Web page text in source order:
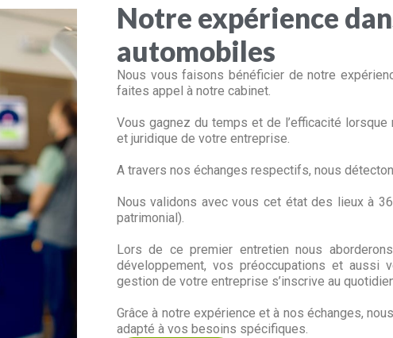
Notre expérience
automobiles
Nous vous faisons bénéficier de notre
faites appel à notre cabinet.
Vous gagnez du temps et de l’efficacité
et juridique de votre entreprise.
A travers nos échanges respectifs, nous
Nous validons avec vous cet état des lieux à
patrimonial).
Lors de ce premier entretien nous
développement, vos préoccupations et aussi
gestion de votre entreprise s’inscrive au
Grâce à notre expérience et à nos échanges,
adapté à vos besoins spécifiques.